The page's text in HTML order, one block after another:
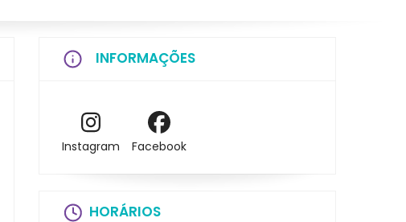
INFORMAÇÕES
Instagram Facebook
HORÁRIOS